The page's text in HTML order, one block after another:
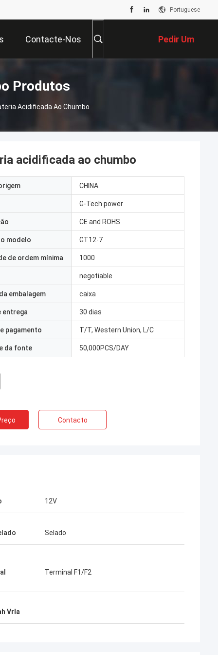
Portuguese
Contacte-Nos Pedir Um
Orçamento
Produtos
Acidificada Ao Chumbo
acidificada ao chumbo
CHINA
G-Tech power
CE and ROHS
modelo GT12-7
de ordem mínima 1000
negotiable
embalagem caixa
entrega 30 dias
pagamento T/T, Western Union, L/C
da fonte 50,000PCS/DAY
Contacto
12V
Selado
Terminal F1/F2
Vrla